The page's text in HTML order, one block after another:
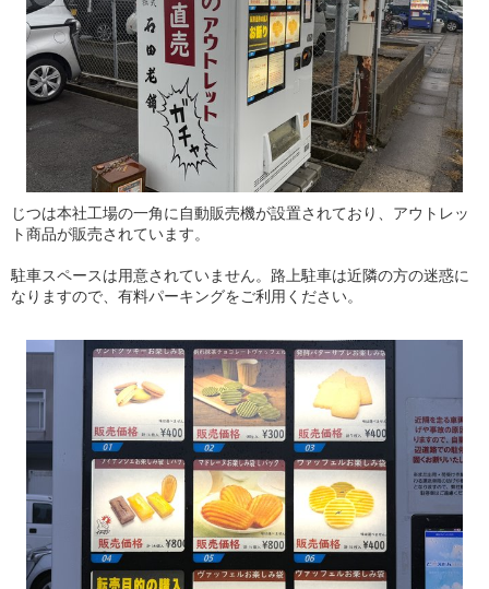
じつは本社工場の一角に自動販売機が設置されており、アウトレッ
ト商品が販売されています。
駐車スペースは用意されていません。路上駐車は近隣の方の迷惑に
なりますので、有料パーキングをご利用ください。